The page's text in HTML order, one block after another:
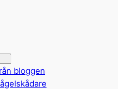
bloggen